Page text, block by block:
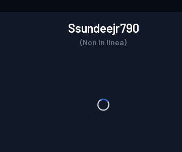
Ssundeejr790
(Non in linea)